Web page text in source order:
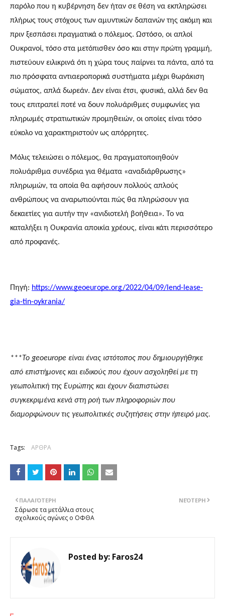
παρόλο που η κυβέρνηση δεν ήταν σε θέση να εκπληρώσει
πλήρως τους στόχους των αμυντικών δαπανών της ακόμη και
πριν ξεσπάσει πραγματικά ο πόλεμος. Ωστόσο, οι απλοί
Ουκρανοί, τόσο στα μετόπισθεν όσο και στην πρώτη γραμμή,
πιστεύουν ειλικρινά ότι η χώρα τους παίρνει τα πάντα, από τα
πιο πρόσφατα αντιαεροπορικά συστήματα μέχρι θωράκιση
σώματος, απλά δωρεάν. Δεν είναι έτσι, φυσικά, αλλά δεν θα
τους επιτραπεί ποτέ να δουν πολυάριθμες συμφωνίες για
πληρωμές στρατιωτικών προμηθειών, οι οποίες είναι τόσο
εύκολο να χαρακτηριστούν ως απόρρητες.
Μόλις τελειώσει ο πόλεμος, θα πραγματοποιηθούν
πολυάριθμα συνέδρια για θέματα «αναδιάρθρωσης»
πληρωμών, τα οποία θα αφήσουν πολλούς απλούς
ανθρώπους να αναρωτιούνται πώς θα πληρώσουν για
δεκαετίες για αυτήν την «ανιδιοτελή βοήθεια». Το να
καταλήξει η Ουκρανία αποικία χρέους, είναι κάτι περισσότερο
από προφανές.
Πηγή: https://www.geoeurope.org/2022/04/09/lend-lease-
gia-tin-oykrania/
***To geoeurope είναι ένας ιστότοπος που δημιουργήθηκε
από επιστήμονες και ειδικούς που έχουν ασχοληθεί με τη
γεωπολιτική της Ευρώπης και έχουν διαπιστώσει
συγκεκριμένα κενά στη ροή των πληροφοριών που
διαμορφώνουν τις γεωπολιτικές συζητήσεις στην ήπειρό μας.
Tags: ΑΡΘΡΑ
ΝΕΌΤΕΡΗ
ΠΑΛΑΙΌΤΕΡΗ
Σάρωσε τα μετάλλια στους
σχολικούς αγώνες ο ΟΦΘΑ
Posted by: Faros24